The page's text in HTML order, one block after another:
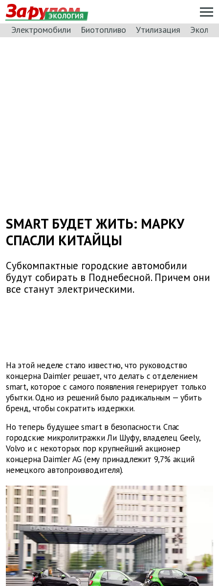
ЭКОЛОГИЯ
Электромобили Биотопливо Утилизация
SMART БУДЕТ ЖИТЬ: МАРКУ
СПАСЛИ КИТАЙЦЫ
Субкомпактные городские автомобили
будут собирать в Поднебесной. Причем они
все станут электрическими.
На этой неделе стало известно, что руководство
концерна Daimler решает, что делать с отделением
smart, которое с самого появления генерирует только
убытки. Одно из решений было радикальным — убить
бренд, чтобы сократить издержки.
Но теперь будущее smart в безопасности. Спас
городские микролитражки Ли Шуфу, владелец Geely,
Volvo и с некоторых пор крупнейший акционер
концерна Daimler AG (ему принадлежит 9,7% акций
немецкого автопроизводителя).